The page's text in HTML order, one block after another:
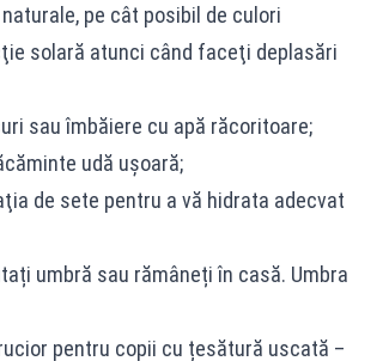
pe cât posibil de culori
solară atunci când faceţi deplasări
sau îmbăiere cu apă răcoritoare;
udă ușoară;
de sete pentru a vă hidrata adecvat
umbră sau rămâneți în casă. Umbra
pentru copii cu țesătură uscată –